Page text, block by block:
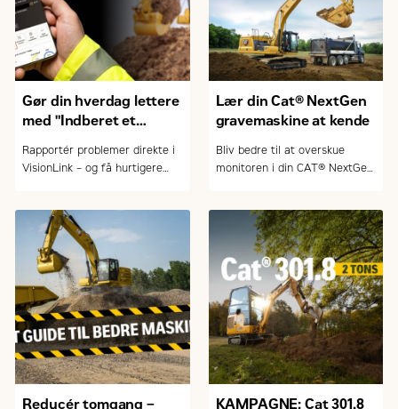
Gør din hverdag lettere
med "Indberet et
Rapportér problemer direkte i
VisionLink – og få hurtigere
Lær din Cat® NextGen
gravemaskine at kende
Bliv bedre til at overskue
monitoren i din CAT® NextGen
– nemt og effektivt.
Reducér tomgang – KAMPAGNE: Cat 301.8